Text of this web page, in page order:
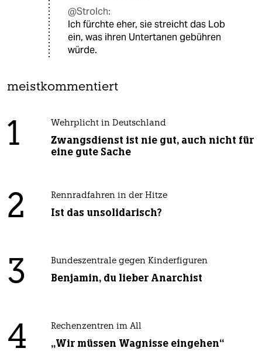
@Strolch:
Ich fürchte eher, sie streicht das Lob
ein, was ihren Untertanen gebühren
würde.
meistkommentiert
1 Wehrplicht in Deutschland
Zwangsdienst ist nie gut, auch nicht für
eine gute Sache
2 Rennradfahren in der Hitze
Ist das unsolidarisch?
3 Bundeszentrale gegen Kinderfiguren
Benjamin, du lieber Anarchist
4 Rechenzentren im All
„Wir müssen Wagnisse eingehen“